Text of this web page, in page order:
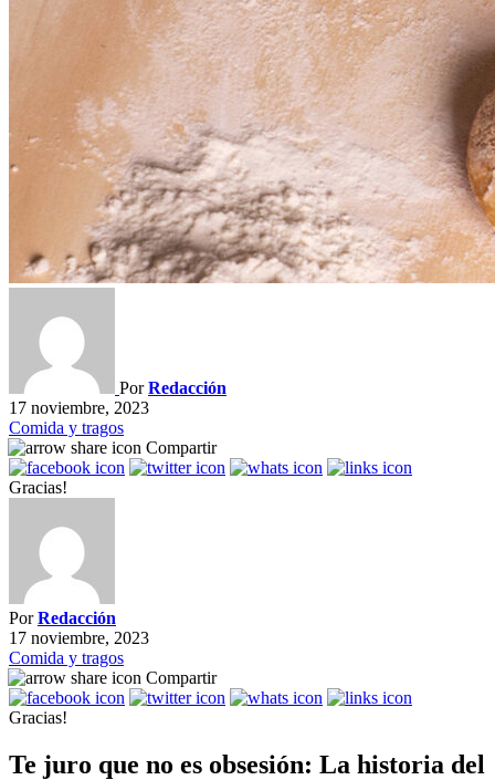
PorRedacción
17 noviembre, 2023
Comida y tragos
Compartir
Gracias!
PorRedacción
17 noviembre, 2023
Comida y tragos
Compartir
Gracias!
Te juro que no es obsesión: La historia del